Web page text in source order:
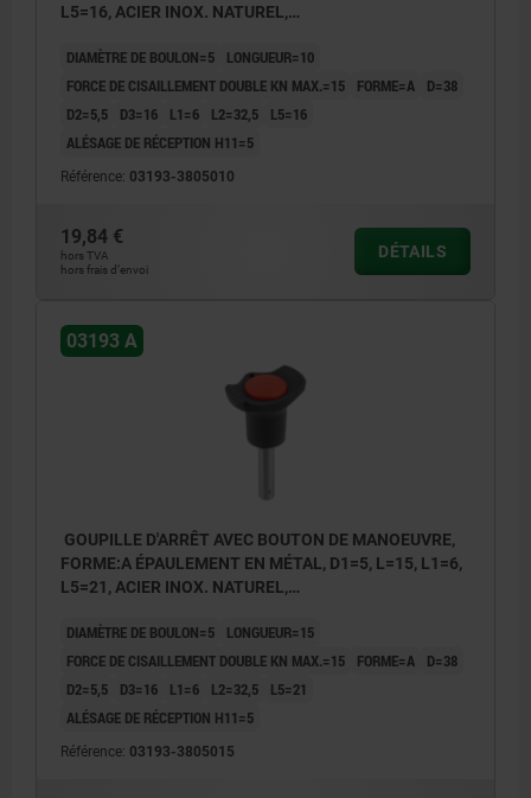
1) Épaulement en métal
L5=16, ACIER INOX. NATUREL,
COUVERCLE:ROUGE RAL3020
DIAMÈTRE DE BOULON=5
LONGUEUR=10
FORCE DE CISAILLEMENT DOUBLE KN MAX.=15
FORME=A
D=38
D2=5,5
D3=16 L1=6 L2=32,5
L5=16
ALÉSAGE DE RÉCEPTION H11=5
Référence: 03193-3805010
19,84 €
hors TVA
hors frais d’envoi
DÉTAILS
03193 A
GOUPILLE D'ARRÊT AVEC BOUTON DE MANOEUVRE,
FORME:A ÉPAULEMENT EN MÉTAL, D1=5, L=15, L1=6,
L5=21, ACIER INOX. NATUREL,
COUVERCLE:ROUGE RAL3020
DIAMÈTRE DE BOULON=5
LONGUEUR=15
FORCE DE CISAILLEMENT DOUBLE KN MAX.=15
FORME=A
D=38
D2=5,5
D3=16 L1=6 L2=32,5
L5=21
ALÉSAGE DE RÉCEPTION H11=5
Référence: 03193-3805015